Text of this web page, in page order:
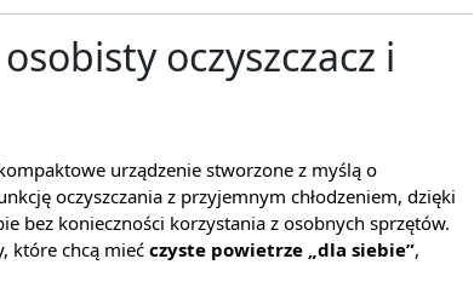
oczyszczacz i
urządzenie stworzone z myślą o
oczyszczania z przyjemnym chłodzeniem, dzięki
bez konieczności korzystania z osobnych sprzętów.
które chcą mieć czyste powietrze „dla siebie”,